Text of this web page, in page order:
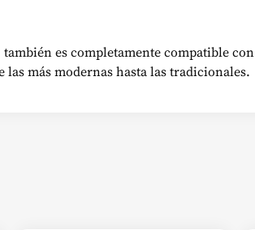
también es completamente compatible con
más modernas hasta las tradicionales.